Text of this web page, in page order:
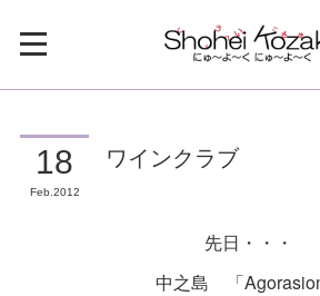
18
Feb 2012
ワインクラブ
先日・・・
中之島 「Agorasion